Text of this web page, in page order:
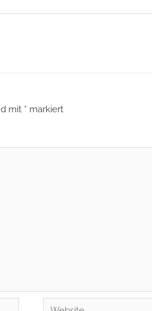
mit * markiert
Website